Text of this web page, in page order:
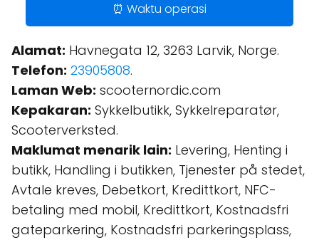
⏰ Waktu operasi
Alamat: Havnegata 12, 3263 Larvik, Norge.
Telefon: 23905808.
Laman Web: scooternordic.com
Kepakaran: Sykkelbutikk, Sykkelreparatør,
Scooterverksted.
Maklumat menarik lain: Levering, Henting i
butikk, Handling i butikken, Tjenester på stedet,
Avtale kreves, Debetkort, Kredittkort, NFC-
betaling med mobil, Kredittkort, Kostnadsfri
gateparkering, Kostnadsfri parkeringsplass,